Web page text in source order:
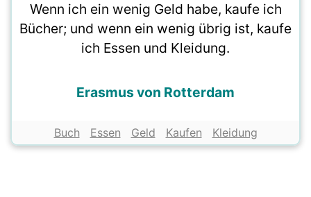
Wenn ich ein wenig Geld habe, kaufe ich
Bücher; und wenn ein wenig übrig ist, kaufe
ich Essen und Kleidung.
Erasmus von Rotterdam
Buch Essen Geld Kaufen Kleidung